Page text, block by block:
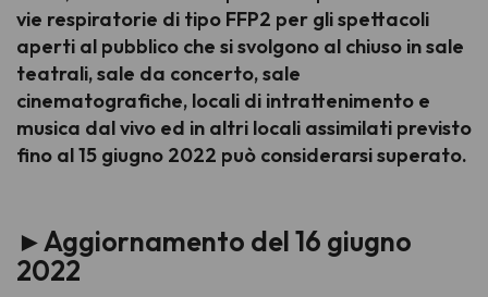
vie respiratorie di tipo FFP2 per gli spettacoli
aperti al pubblico che si svolgono al chiuso in sale
teatrali, sale da concerto, sale
cinematografiche, locali di intrattenimento e
musica dal vivo ed in altri locali assimilati previsto
fino al 15 giugno 2022 può considerarsi superato.
►Aggiornamento del 16 giugno
2022